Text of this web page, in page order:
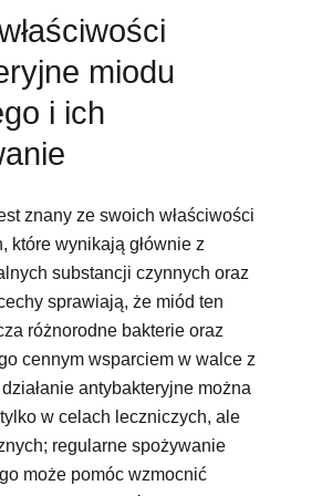
miodu
i ich
znany ze swoich właściwości
które wynikają głównie z
substancji czynnych oraz
sprawiają, że miód ten
różnorodne bakterie oraz
cennym wsparciem w walce z
antybakteryjne można
w celach leczniczych, ale
regularne spożywanie
może pomóc wzmocnić